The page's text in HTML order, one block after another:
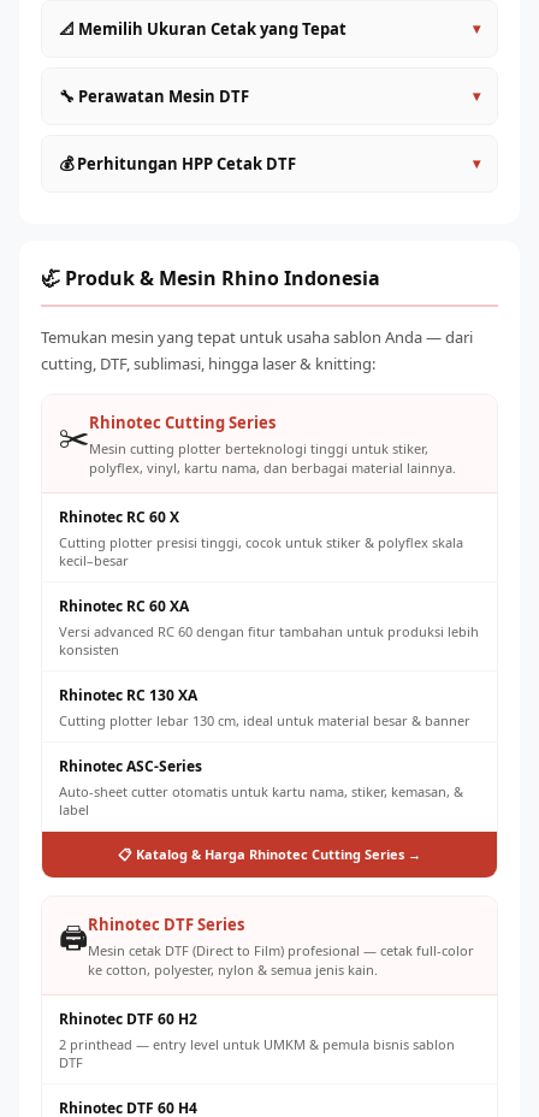
📐 Memilih Ukuran Cetak yang Tepat ▾
satuan
Roll to Roll (>60cm): Kapasitas industri, untuk produksi
🔧 Perawatan Mesin DTF ▾
sesudah operasional
Kalibrasi konveyor oven secara berkala untuk suhu cure
yang konsisten
💰 Perhitungan HPP Cetak DTF ▾
dan penyusutan mesin. Total biaya produksi umumnya Rp
🦏 Produk & Mesin Rhino Indonesia
Temukan mesin yang tepat untuk usaha sablon Anda — dari
cutting, DTF, sublimasi, hingga laser & knitting:
✂️Rhinotec Cutting Series
Mesin cutting plotter berteknologi tinggi untuk stiker,
polyflex, vinyl, kartu nama, dan berbagai material lainnya.
Rhinotec RC 60 X
Cutting plotter presisi tinggi, cocok untuk stiker & polyflex skala
kecil–besar
Rhinotec RC 60 XA
Versi advanced RC 60 dengan fitur tambahan untuk produksi lebih
konsisten
Rhinotec RC 130 XA
Cutting plotter lebar 130 cm, ideal untuk material besar & banner
Rhinotec ASC-Series
Auto-sheet cutter otomatis untuk kartu nama, stiker, kemasan, &
label
📋 Katalog & Harga Rhinotec Cutting Series →
🖨️Rhinotec DTF Series
Mesin cetak DTF (Direct to Film) profesional — cetak full-color
ke cotton, polyester, nylon & semua jenis kain.
Rhinotec DTF 60 H2
2 printhead — entry level untuk UMKM & pemula bisnis sablon
DTF
Rhinotec DTF 60 H4